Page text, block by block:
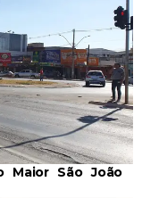
Maior São João